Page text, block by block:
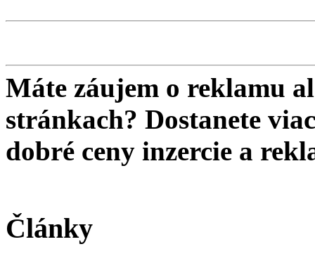
Máte záujem o reklamu
stránkach? Dostanete
dobré ceny inzercie a
Články